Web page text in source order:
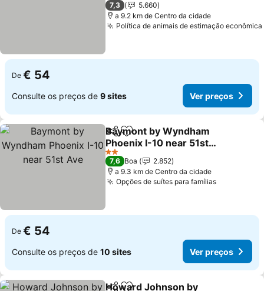
7,3
5.660
a 9.2 km de Centro da cidade
Política de animais de estimação econômica
De € 54
Consulte os preços de 9 sites Ver preços
PartilharAdicionar aos favoritos
Baymont by Wyndham
Phoenix I-10 near 51st
Ave
2 Estrelas
7,6 Boa
2.852
a 9.3 km de Centro da cidade
Opções de suítes para famílias
De € 54
Consulte os preços de 10 sites Ver preços
Howard Johnson by